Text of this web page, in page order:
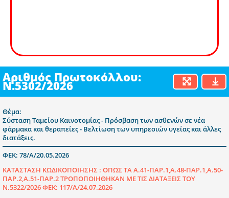
Αριθμός Πρωτοκόλλου:
Ν.5302/2026
Θέμα:
Σύσταση Ταμείου Καινοτομίας - Πρόσβαση των ασθενών σε νέα
φάρμακα και θεραπείες - Βελτίωση των υπηρεσιών υγείας και άλλες
διατάξεις.
ΦΕΚ: 78/Α/20.05.2026
ΚΑΤΑΣΤΑΣΗ ΚΩΔΙΚΟΠΟΙΗΣΗΣ : ΟΠΩΣ ΤΑ Α.41-ΠΑΡ.1,Α.48-ΠΑΡ.1,Α.50-
ΠΑΡ.2,Α.51-ΠΑΡ.2 ΤΡΟΠΟΠΟΙΗΘΗΚΑΝ ΜΕ ΤΙΣ ΔΙΑΤΑΞΕΙΣ ΤΟΥ
Ν.5322/2026 ΦΕΚ: 117/Α/24.07.2026